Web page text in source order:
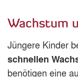
Wachstum
Jüngere Kinder
schnellen
benötigen eine